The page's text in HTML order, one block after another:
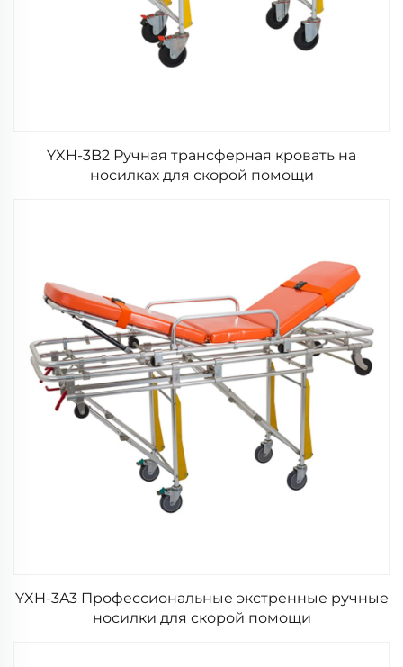
YXH-3B2 Ручная трансферная кровать на
носилках для скорой помощи
YXH-3A3 Профессиональные экстренные ручные
носилки для скорой помощи